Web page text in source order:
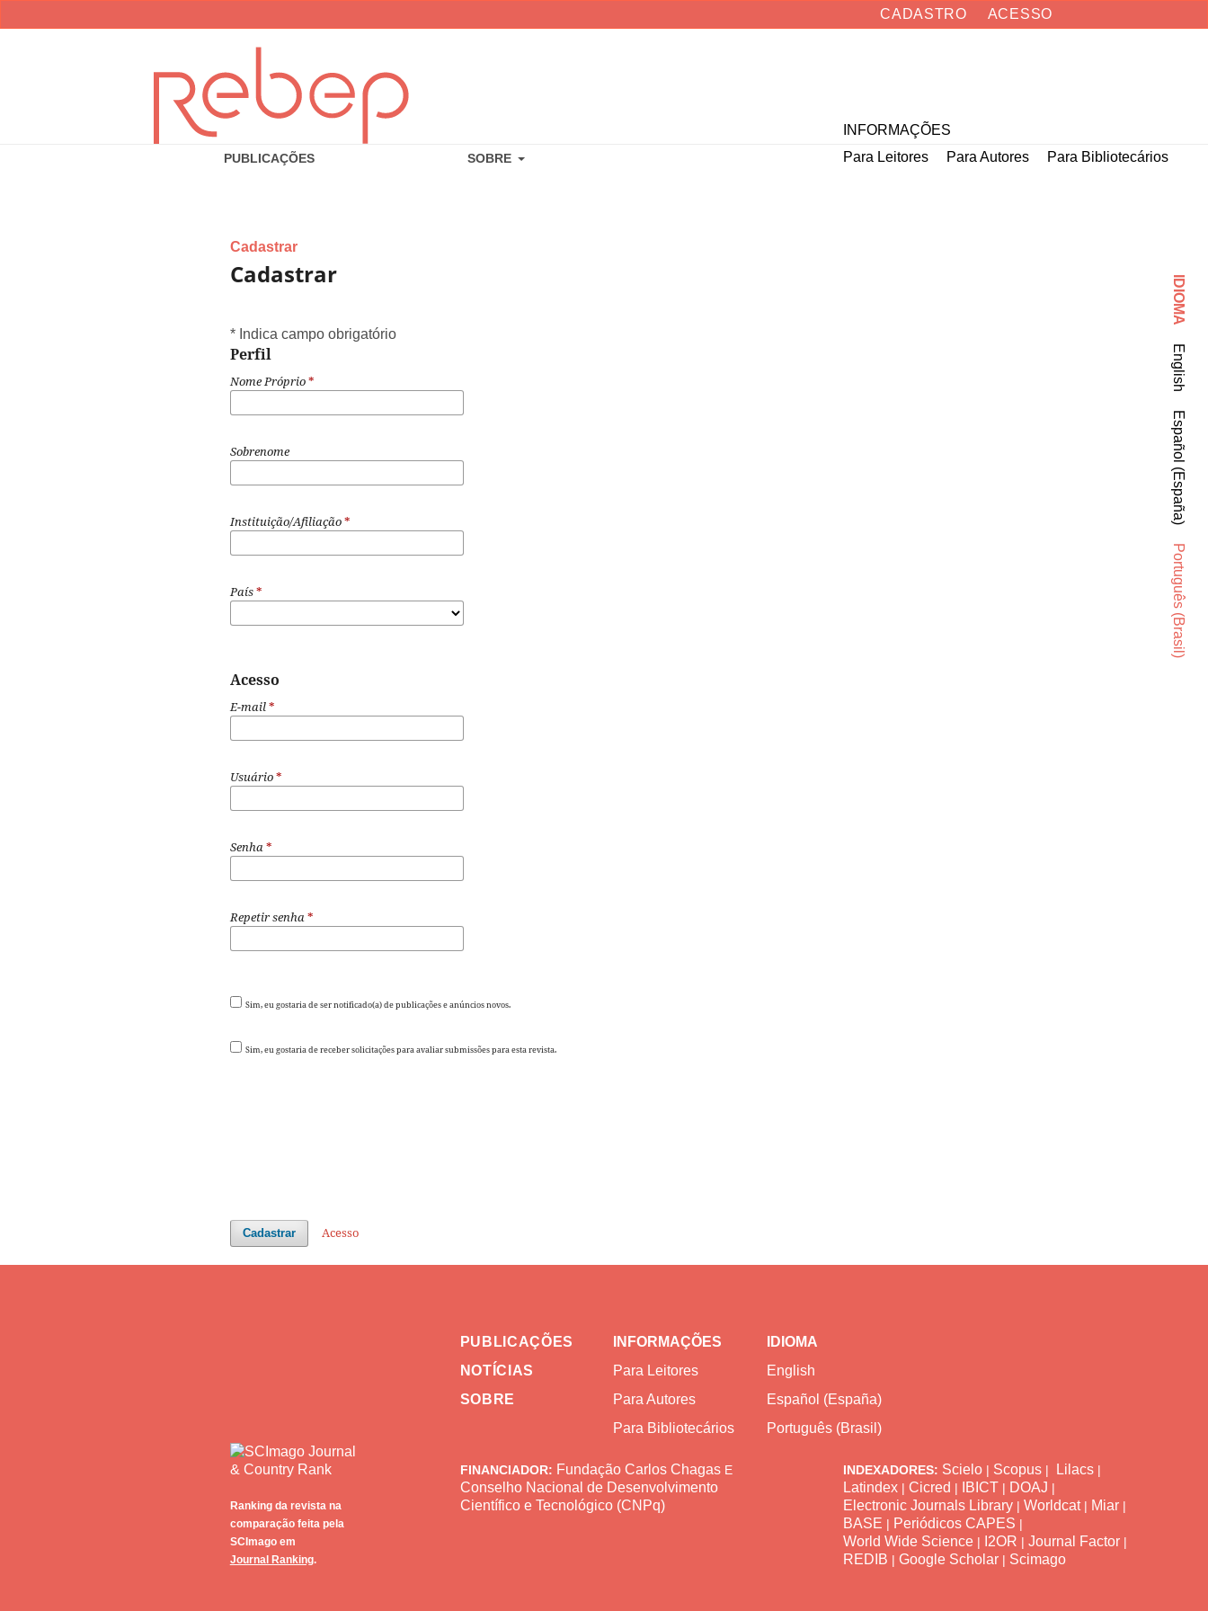
PUBLICAÇÕES SOBRE
CADASTRO ACESSO
Cadastrar
Cadastrar
* Indica campo obrigatório
Perfil
Nome Próprio*
Sobrenome
Instituição/Afiliação*
País*
Acesso
E-mail*
Usuário*
Senha*
Repetir senha*
Sim, eu gostaria de ser notificado(a) de publicações e anúncios novos.
Sim, eu gostaria de receber solicitações para avaliar submissões para esta revista.
Cadastrar Acesso
IDIOMA
English
Español (España)
Português (Brasil)
INFORMAÇÕES
Para Leitores
Para Autores Para Bibliotecários
Ranking da revista na
comparação feita pela
SCImago em
Journal Ranking.
PUBLICAÇÕES
NOTÍCIAS
SOBRE
INFORMAÇÕES
Para Leitores
Para Autores
Para Bibliotecários
IDIOMA
English
Español (España)
Português (Brasil)
FINANCIADOR: Fundação Carlos ChagasE
Conselho Nacional de Desenvolvimento
Científico e Tecnológico (CNPq)
INDEXADORES: Scielo| Scopus| Lilacs|
Latindex| Cicred | IBICT | DOAJ |
Electronic Journals Library| Worldcat| Miar|
BASE | Periódicos CAPES |
World Wide Science| I2OR | Journal Factor|
REDIB | Google Scholar| Scimago